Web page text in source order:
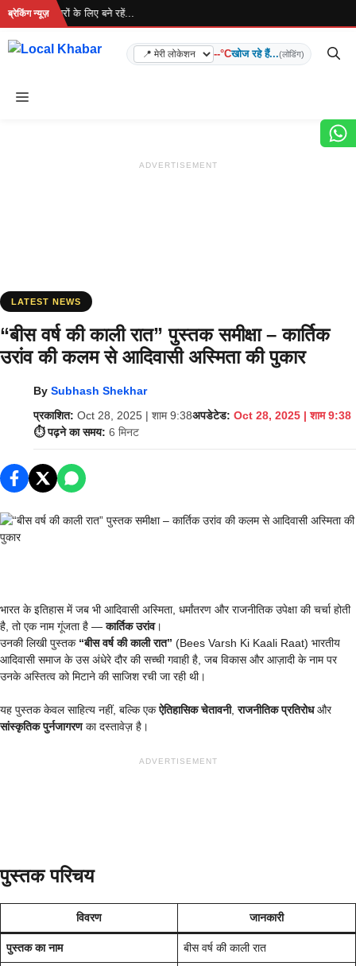
Skip
content
ब्रेकिंग न्यूज़
है... ताज़ा खबरों के लिए बने रहें...
--°Cखोज रहे हैं...(लोडिंग)
Menu
ADVERTISEMENT
LATEST NEWS
“बीस वर्ष की काली रात” पुस्तक समीक्षा – कार्तिक
उरांव की कलम से आदिवासी अस्मिता की पुकार
By Subhash Shekhar
प्रकाशित: Oct 28, 2025 | शाम 9:38अपडेटेड: Oct 28, 2025 | शाम 9:38
⏱️ पढ़ने का समय: 6 मिनट
भारत के इतिहास में जब भी आदिवासी अस्मिता, धर्मांतरण और राजनीतिक उपेक्षा की चर्चा होती
है, तो एक नाम गूंजता है —कार्तिक उरांव।
उनकी लिखी पुस्तक “बीस वर्ष की काली रात” (Bees Varsh Ki Kaali Raat) भारतीय
आदिवासी समाज के उस अंधेरे दौर की सच्ची गवाही है, जब विकास और आज़ादी के नाम पर
उनके अस्तित्व को मिटाने की साजिश रची जा रही थी।
यह पुस्तक केवल साहित्य नहीं, बल्कि एकऐतिहासिक चेतावनी,राजनीतिक प्रतिरोधऔर
सांस्कृतिक पुर्नजागरणका दस्तावेज़ है।
ADVERTISEMENT
पुस्तक परिचय
विवरण जानकारी
पुस्तक का नाम बीस वर्ष की काली रात